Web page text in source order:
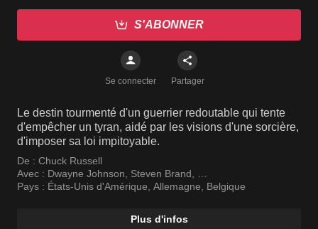
S'ABONNER
Se connecter Partager
Le destin tourmenté d'un guerrier redoutable qui tente
d'empêcher un tyran, aidé par les visions d'une sorcière,
d'imposer sa loi impitoyable.
De : Chuck Russell
Avec : Dwayne Johnson, Steven Brand,
Michael Clarke Duncan
Pays : États-Unis d'Amérique, Allemagne, Belgique
Plus d'infos